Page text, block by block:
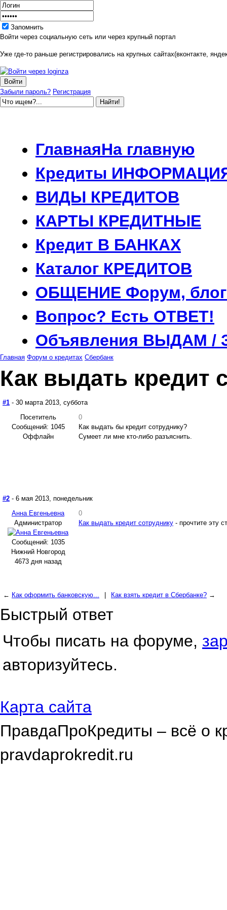
Запомнить
Войти через социальную сеть или через крупный портал
Уже где-то раньше регистрировались на крупных сайтах(вконтакте,
Забыли пароль? Регистрация
ГлавнаяНа главную
Кредиты
ВИДЫ КРЕДИТОВ
КАРТЫ КРЕДИТНЫЕ
Кредит В БАНКАХ
Каталог КРЕДИТОВ
ОБЩЕНИЕ Форум,
Вопрос? Есть ОТВЕТ!
Объявления ВЫДАМ /
Главная Форум о кредитах Сбербанк
Как выдать кредит
#1 - 30 марта 2013, суббота
Посетитель
Сообщений: 1045
Оффлайн
0
Как выдать бы кредит сотруднику?
Сумеет ли мне кто-либо разъяснить.
#2 - 6 мая 2013, понедельник
Анна Евгеньевна
Администратор
Сообщений: 1035
Нижний Новгород
4673 дня назад
0
Как выдать кредит сотруднику - прочтите эту
← Как оформить банковскую... Как взять кредит в Сбербанке? →
Быстрый ответ
Чтобы писать на форуме,
авторизуйтесь.
Карта сайта
ПравдаПроКредиты – всё о
pravdaprokredit.ru